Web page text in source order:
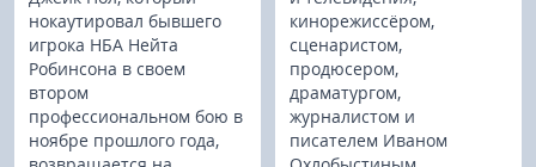
нокаутировал бывшего
игрока НБА Нейта
Робинсона в своем
втором
профессиональном бою в
ноябре прошлого года,
кинорежиссёром,
сценаристом,
продюсером,
драматургом,
журналистом и
писателем Иваном